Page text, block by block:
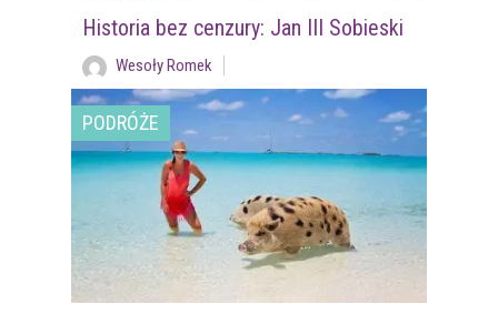
Historia bez cenzury: Jan III Sobieski
Wesoły Romek
PODRÓŻE